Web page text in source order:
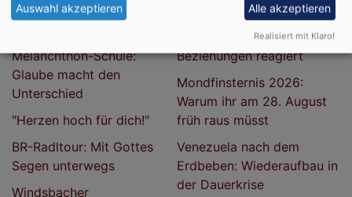
"Segen2Ride"
Melanchthon-Schule:
Glaube macht den
Unterschied
"Herzen hoch für dich!"
BR-Radltour: Mit Gottes
Segen unterwegs
Windsbacher
Wie das Goethe-Institut auf
Wandel der USA-
Beziehungen reagiert
Mondfinsternis 2026:
Warum ihr am 28. August
früh raus müsst
Venezuela nach dem
Erdbeben: Wiederaufbau in
der Dauerkrise
Auswahl akzeptieren Alle akzeptieren
Realisiert mit Klaro!